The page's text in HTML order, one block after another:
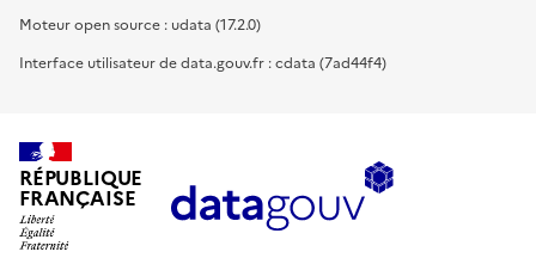
Moteur open source : udata (17.2.0)
Interface utilisateur de data.gouv.fr : cdata (7ad44f4)
RÉPUBLIQUE
FRANÇAISE